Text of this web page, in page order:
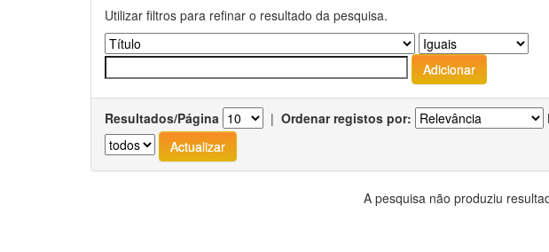
Utilizar filtros para refinar o resultado da pesquisa.
Resultados/Página | Ordenar registos por:
A pesquisa não produziu